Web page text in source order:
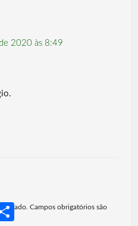
2020 às 8:49
Campos obrigatórios são
Share